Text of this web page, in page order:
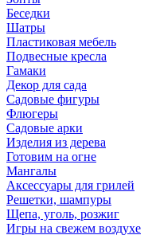
Беседки
Шатры
Пластиковая мебель
Подвесные кресла
Гамаки
Декор для сада
Садовые фигуры
Флюгеры
Садовые арки
Изделия из дерева
Готовим на огне
Мангалы
Аксессуары для грилей
Решетки, шампуры
Щепа, уголь, розжиг
Игры на свежем воздухе